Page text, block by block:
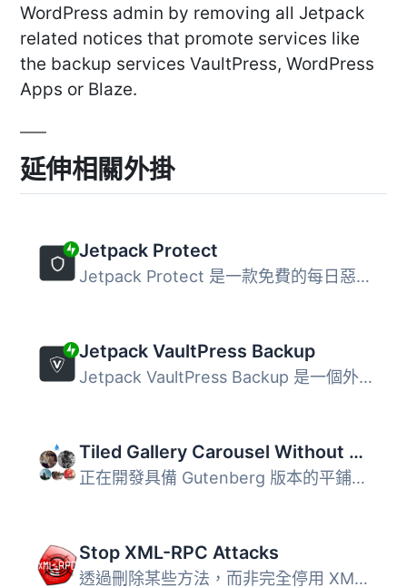
WordPress admin by removing all Jetpack
related notices that promote services like
the backup services VaultPress, WordPress
Apps or Blaze.
延伸相關外掛
Jetpack Protect
Jetpack Protect 是一款免費的每日惡意軟體掃描和 WordPress ...
Jetpack VaultPress Backup
Jetpack VaultPress Backup 是一個外掛，可以提供您基於雲端...
Tiled Gallery Carousel Without JetPack
正在開發具備 Gutenberg 版本的平鋪式圖庫外掛，我們將很快發...
Stop XML-RPC Attacks
透過刪除某些方法，而非完全停用 XML-RPC，來保護您的網站的 ...